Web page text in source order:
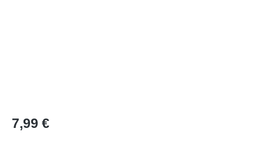
Regulärer Preis:
7,99 €